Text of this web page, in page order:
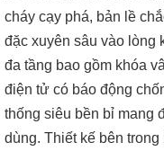
cháy cạy phá, bản lề
đặc xuyên sâu vào lòng
đa tầng bao gồm khóa
điện tử có báo động
thống siêu bền bỉ mang
dùng. Thiết kế bên